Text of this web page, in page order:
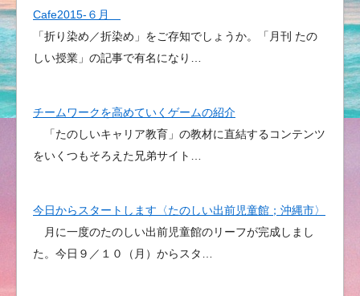
Cafe2015-６月
「折り染め／折染め」をご存知でしょうか。「月刊 たの
しい授業」の記事で有名になり…
チームワークを高めていくゲームの紹介
「たのしいキャリア教育」の教材に直結するコンテンツ
をいくつもそろえた兄弟サイト…
今日からスタートします〈たのしい出前児童館；沖縄市〉
月に一度のたのしい出前児童館のリーフが完成しまし
た。今日９／１０（月）からスタ…